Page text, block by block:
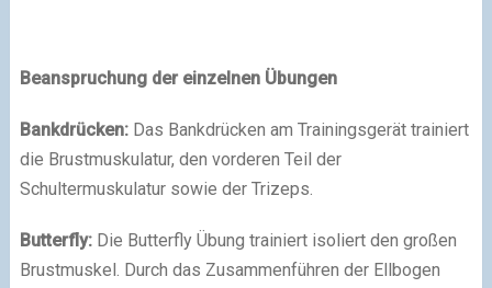
Beanspruchung der einzelnen Übungen
Bankdrücken:Das Bankdrücken am Trainingsgerät trainiert
die Brustmuskulatur, den vorderen Teil der
Schultermuskulatur sowie der Trizeps.
Butterfly:Die Butterfly Übung trainiert isoliert den großen
Brustmuskel. Durch das Zusammenführen der Ellbogen